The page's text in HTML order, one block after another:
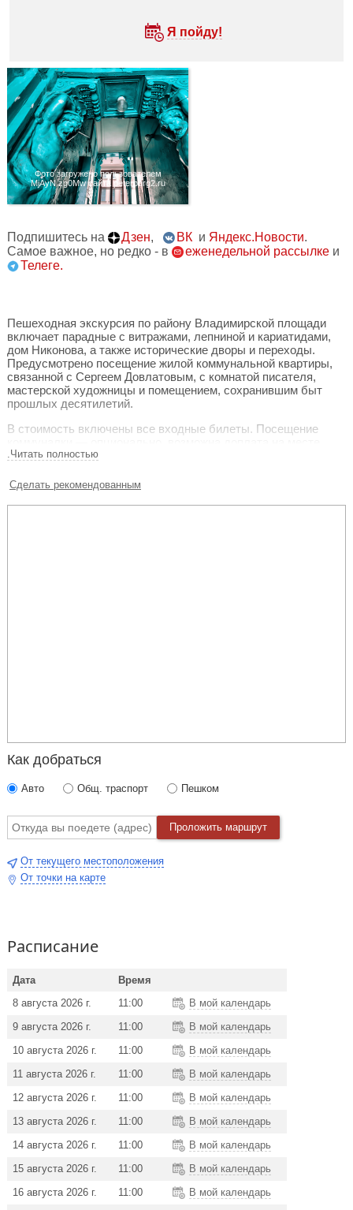
Я пойду!
Фото загружено пользователем
MjAyN zg0Mw сайта peterburg2.ru
Подпишитесь на Дзен, ВК и Яндекс.Новости.
Самое важное, но редко - в
еженедельной рассылке и
Телеге.
Пешеходная экскурсия по району Владимирской площади
включает парадные с витражами, лепниной и кариатидами,
дом Никонова, а также исторические дворы и переходы.
Предусмотрено посещение жилой коммунальной квартиры,
связанной с Сергеем Довлатовым, с комнатой писателя,
мастерской художницы и помещением, сохранившим быт
прошлых десятилетий.
В стоимость включены все входные билеты. Посещение
доступности объектов.
Сбор — на Загородном проспекте, 2, у рекламного баннера.
.Читать полностью
Сделать рекомендованным
Как добраться
Авто Общ. траспорт Пешком
Проложить маршрут
От текущего местоположения
От точки на карте
Расписание
Дата
Время
8 августа 2026 г.
11:00
В мой календарь
9 августа 2026 г.
11:00
В мой календарь
10 августа 2026 г.
11:00
В мой календарь
11 августа 2026 г.
11:00
В мой календарь
12 августа 2026 г.
11:00
В мой календарь
13 августа 2026 г.
11:00
В мой календарь
14 августа 2026 г.
11:00
В мой календарь
15 августа 2026 г.
11:00
В мой календарь
16 августа 2026 г.
11:00 В мой календарь